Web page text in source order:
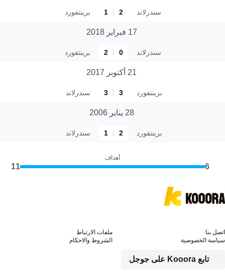
سندرلاند 2
1 برينتفورد
17 فبراير 2018
سندرلاند 0
2 برينتفورد
21 أكتوبر 2017
برينتفورد 3
3 سندرلاند
28 يناير 2006
برينتفورد 2
1 سندرلاند
أهداف
6
11
تابع Kooora على جوجل
اتصل بنا
ملفات الارتباط
سياسة الخصوصية
الشروط والاحكام